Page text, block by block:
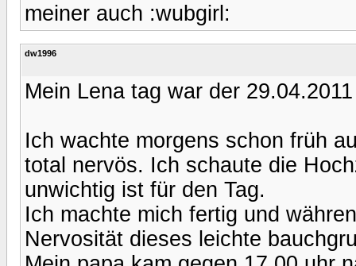
meiner auch :wubgirl:
dw1996
Mein Lena tag war der 29.04.2011
Ich wachte morgens schon früh
total nervös. Ich schaute die
unwichtig ist für den Tag.
Ich machte mich fertig und
Nervosität dieses leichte